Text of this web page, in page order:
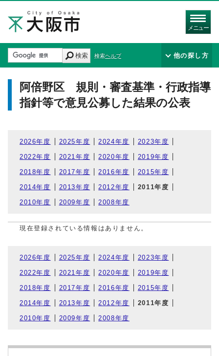
メニュー
検索 検索ヘルプ 他の探し方
阿倍野区 規則・審査基準・行政指導
指針等で意見公募した結果の公表
2026年度 2025年度 2024年度 2023年度
2022年度 2021年度 2020年度 2019年度
2018年度 2017年度 2016年度 2015年度
2014年度 2013年度 2012年度 2011年度
2010年度 2009年度 2008年度
現在登録されている情報はありません。
2026年度 2025年度 2024年度 2023年度
2022年度 2021年度 2020年度 2019年度
2018年度 2017年度 2016年度 2015年度
2014年度 2013年度 2012年度 2011年度
2010年度 2009年度 2008年度